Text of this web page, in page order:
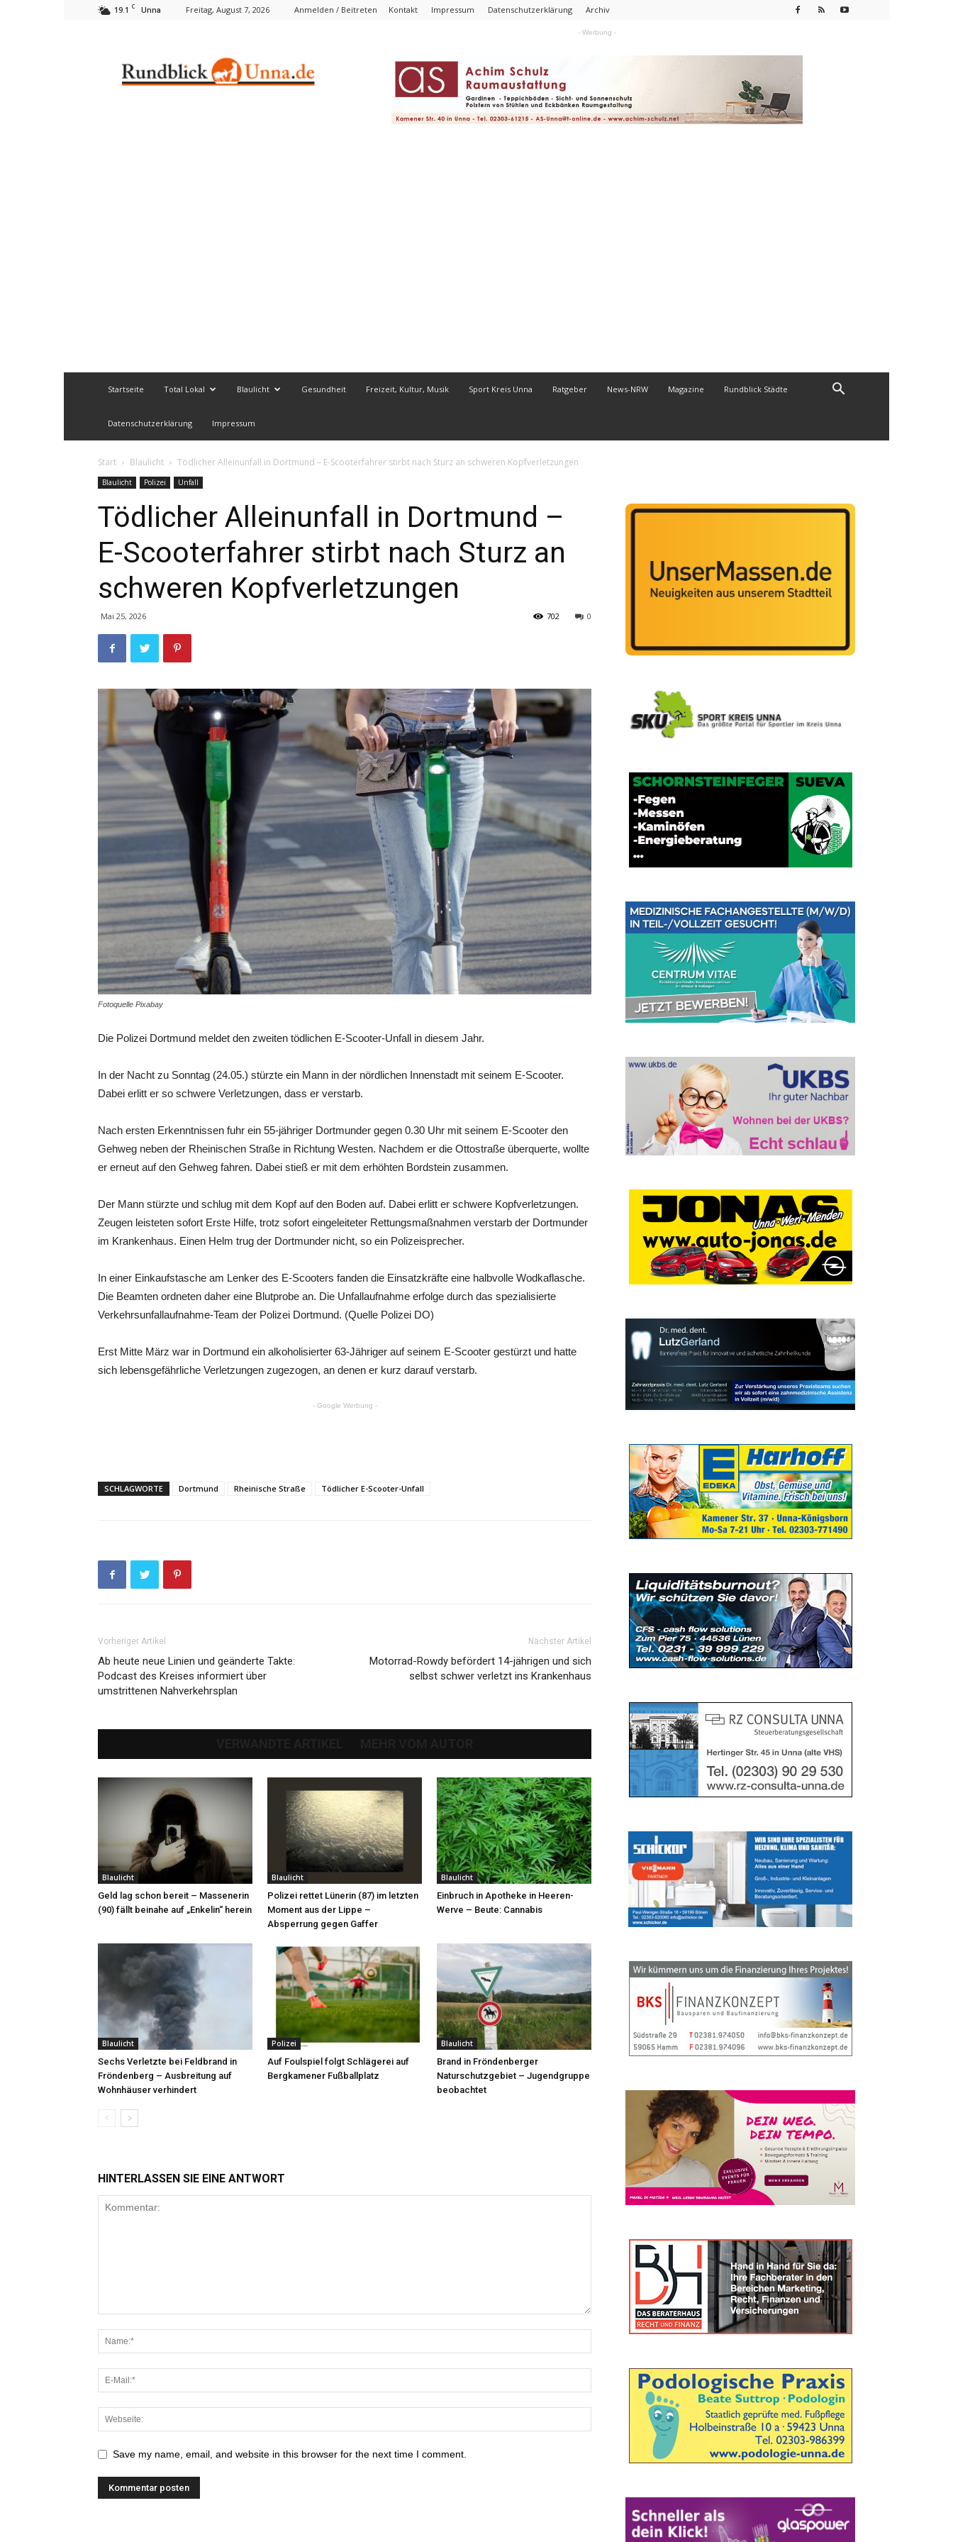
19.1 C Unna Freitag, August 7, 2026 Anmelden / Beitreten Kontakt Impressum Datenschutzerklärung Archiv
- Werbung -
Startseite Total Lokal Blaulicht Gesundheit Freizeit, Kultur, Musik Sport Kreis Unna Ratgeber News-NRW Magazine Rundblick Städte
Datenschutzerklärung Impressum
Start Blaulicht Tödlicher Alleinunfall in Dortmund – E-Scooterfahrer stirbt nach Sturz an schweren Kopfverletzungen
Blaulicht Polizei Unfall
Tödlicher Alleinunfall in Dortmund –
E-Scooterfahrer stirbt nach Sturz an
schweren Kopfverletzungen
Mai 25, 2026 0
702
Fotoquelle Pixabay
Die Polizei Dortmund meldet den zweiten tödlichen E-Scooter-Unfall in diesem Jahr.
In der Nacht zu Sonntag (24.05.) stürzte ein Mann in der nördlichen Innenstadt mit seinem E-Scooter.
Dabei erlitt er so schwere Verletzungen, dass er verstarb.
Nach ersten Erkenntnissen fuhr ein 55-jähriger Dortmunder gegen 0.30 Uhr mit seinem E-Scooter den
Gehweg neben der Rheinischen Straße in Richtung Westen. Nachdem er die Ottostraße überquerte, wollte
er erneut auf den Gehweg fahren. Dabei stieß er mit dem erhöhten Bordstein zusammen.
Der Mann stürzte und schlug mit dem Kopf auf den Boden auf. Dabei erlitt er schwere Kopfverletzungen.
Zeugen leisteten sofort Erste Hilfe, trotz sofort eingeleiteter Rettungsmaßnahmen verstarb der Dortmunder
im Krankenhaus. Einen Helm trug der Dortmunder nicht, so ein Polizeisprecher.
In einer Einkaufstasche am Lenker des E-Scooters fanden die Einsatzkräfte eine halbvolle Wodkaflasche.
Die Beamten ordneten daher eine Blutprobe an. Die Unfallaufnahme erfolge durch das spezialisierte
Verkehrsunfallaufnahme-Team der Polizei Dortmund. (Quelle Polizei DO)
Erst Mitte März war in Dortmund ein alkoholisierter 63-Jähriger auf seinem E-Scooter gestürzt und hatte
sich lebensgefährliche Verletzungen zugezogen, an denen er kurz darauf verstarb.
- Google Werbung -
SCHLAGWORTE Dortmund Rheinische Straße Tödlicher E-Scooter-Unfall
Vorheriger Artikel
Ab heute neue Linien und geänderte Takte:
Podcast des Kreises informiert über
umstrittenen Nahverkehrsplan
Nächster Artikel
Motorrad-Rowdy befördert 14-jährigen und sich
selbst schwer verletzt ins Krankenhaus
Blaulicht
Geld lag schon bereit – Massenerin
(90) fällt beinahe auf „Enkelin“ herein
Blaulicht
Polizei rettet Lünerin (87) im letzten
Moment aus der Lippe –
Absperrung gegen Gaffer
Blaulicht
Einbruch in Apotheke in Heeren-
Werve – Beute: Cannabis
Blaulicht
Sechs Verletzte bei Feldbrand in
Fröndenberg – Ausbreitung auf
Wohnhäuser verhindert
Polizei
Auf Foulspiel folgt Schlägerei auf
Bergkamener Fußballplatz
Blaulicht
Brand in Fröndenberger
Naturschutzgebiet – Jugendgruppe
beobachtet
HINTERLASSEN SIE EINE ANTWORT
Save my name, email, and website in this browser for the next time I comment.